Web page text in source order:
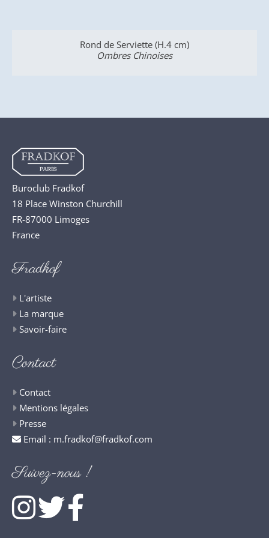
Plat à Poisson (60 cm)
Ombres Chinoises
Buroclub Fradkof
18 Place Winston Churchill
FR-87000 Limoges
France
Fradkof
L'artiste
La marque
Savoir-faire
Contact
Contact
Mentions légales
Presse
Email : m.fradkof@fradkof.com
Suivez-nous !